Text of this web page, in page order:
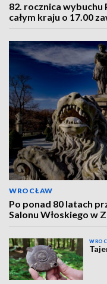
82. rocznica
całym kraju o 17.00
WROCŁAW
Po ponad 80 latach
Salonu Włoskiego w